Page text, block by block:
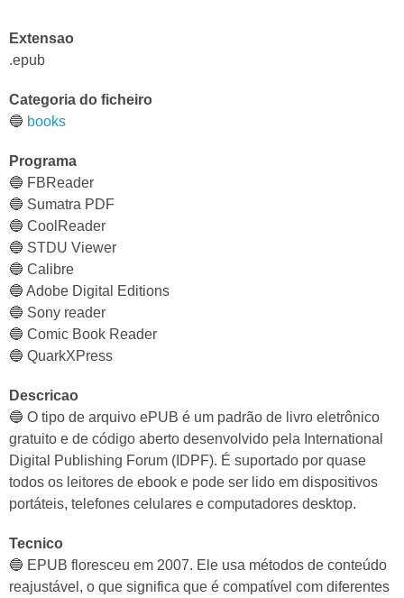
Extensao
.epub
Categoria do ficheiro
🔵 books
Programa
🔵 FBReader
🔵 Sumatra PDF
🔵 CoolReader
🔵 STDU Viewer
🔵 Calibre
🔵 Adobe Digital Editions
🔵 Sony reader
🔵 Comic Book Reader
🔵 QuarkXPress
Descricao
🔵 O tipo de arquivo ePUB é um padrão de livro eletrônico
gratuito e de código aberto desenvolvido pela International
Digital Publishing Forum (IDPF). É suportado por quase
todos os leitores de ebook e pode ser lido em dispositivos
portáteis, telefones celulares e computadores desktop.
Tecnico
🔵 EPUB floresceu em 2007. Ele usa métodos de conteúdo
reajustável, o que significa que é compatível com diferentes